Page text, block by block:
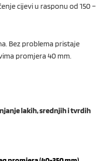
cijevi u rasponu od 150 –
Bez problema pristaje
promjera 40 mm.
lakih, srednjih i tvrdih